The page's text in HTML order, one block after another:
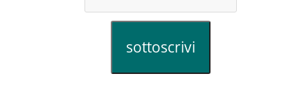
sottoscrivi